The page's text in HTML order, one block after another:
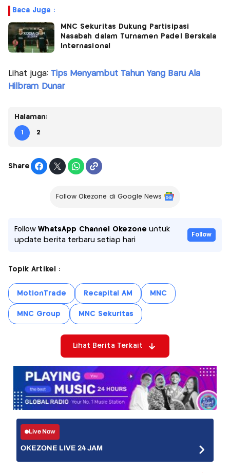
Baca Juga :
MNC Sekuritas Dukung Partisipasi
Nasabah dalam Turnamen Padel Berskala
Internasional
Lihat juga: Tips Menyambut Tahun Yang Baru Ala
Hilbram Dunar
Halaman:
1 2
Share
Follow Okezone di Google News
FollowWhatsApp Channel Okezone untuk
update berita terbaru setiap hari
Follow
Topik Artikel :
MotionTrade Recapital AM MNC
MNC Group MNC Sekuritas
Lihat Berita Terkait
Live Now
OKEZONE LIVE 24 JAM